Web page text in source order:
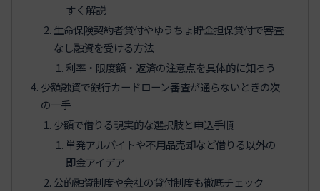
すく解説
生命保険契約者貸付やゆうちょ貯金担保貸付で審査
なし融資を受ける方法
利率・限度額・返済の注意点を具体的に知ろう
少額融資で銀行カードローン審査が通らないときの次
の一手
少額で借りる現実的な選択肢と申込手順
単発アルバイトや不用品売却など借りる以外の
即金アイデア
公的融資制度や会社の貸付制度も徹底チェック